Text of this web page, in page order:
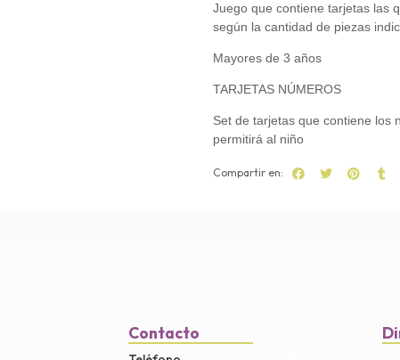
Juego que contiene tarjetas las
según la cantidad de piezas
Mayores de 3 años
TARJETAS NÚMEROS
Set de tarjetas que contiene los
permitirá al niño
Compartir en:
Contacto